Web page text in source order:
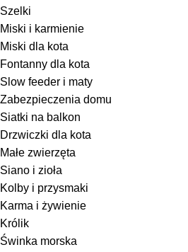
Szelki
Miski i karmienie
Miski dla kota
Fontanny dla kota
Slow feeder i maty
Zabezpieczenia domu
Siatki na balkon
Drzwiczki dla kota
Małe zwierzęta
Siano i zioła
Kolby i przysmaki
Karma i żywienie
Królik
Świnka morska